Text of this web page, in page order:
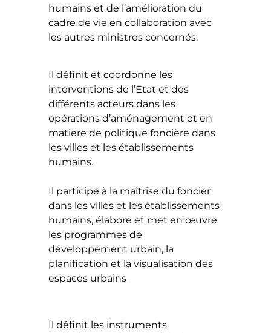
humains et de l’amélioration du
cadre de vie en collaboration avec
les autres ministres concernés.
Il définit et coordonne les
interventions de l’Etat et des
différents acteurs dans les
opérations d’aménagement et en
matière de politique foncière dans
les villes et les établissements
humains.
Il participe à la maîtrise du foncier
dans les villes et les établissements
humains, élabore et met en œuvre
les programmes de
développement urbain, la
planification et la visualisation des
espaces urbains
Il définit les instruments